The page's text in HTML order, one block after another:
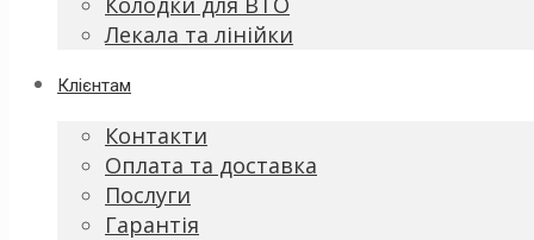
Лекала та лінійки
Клієнтам
Контакти
Оплата та доставка
Послуги
Гарантія